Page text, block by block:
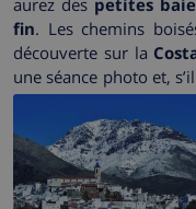
fin. Les chemins
découverte sur la
une séance photo et,